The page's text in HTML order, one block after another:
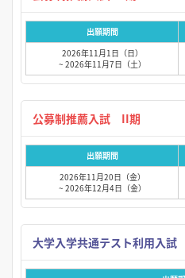
出願期間
2026年11月1日（日）
~ 2026年11月7日（土）
出願期間
2026年11月20日（金）
~ 2026年12月4日（金）